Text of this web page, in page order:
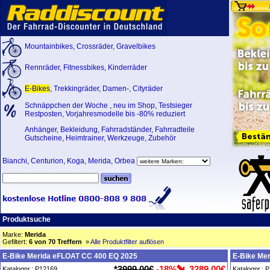
Mountainbikes, Crossräder, Gravelbikes
Rennräder, Fitnessbikes, Kinderräder
E-Bikes, Trekkingräder, Damen-, Cityräder
Schnäppchen der Woche , neu im Shop, Testsieger
Restposten, Vorjahresmodelle bis -80% reduziert
Anhänger, Bekleidung, Fahrradständer, Fahrradteile
Gutscheine, Heimtrainer, Werkzeuge, Zubehör
Bianchi, Centurion, Koga, Merida, Orbea
Produktsuche
Marke: Merida
Gefiltert: 6 von 70 Treffern »Alle Produktfilter auflösen
E-Bike Merida eFLOAT CC 400 EQ 2025 E-Bike